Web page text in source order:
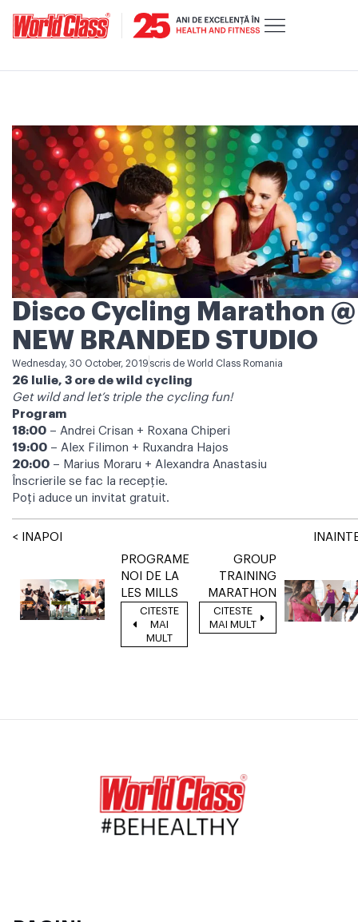
Disco Cycling Marathon @
NEW BRANDED STUDIO
Wednesday, 30 October, 2019 scris de World Class Romania
26 Iulie, 3 ore de wild cycling
Get wild and let’s triple the cycling fun!
Program
18:00 – Andrei Crisan + Roxana Chiperi
19:00 – Alex Filimon + Ruxandra Hajos
20:00 – Marius Moraru + Alexandra Anastasiu
Înscrierile se fac la recepţie.
Poţi aduce un invitat gratuit.
< INAPOI
PROGRAME
NOI DE LA
LES MILLS
CITESTE
MAI
MULT
GROUP
TRAINING
MARATHON
CITESTE
MAI MULT